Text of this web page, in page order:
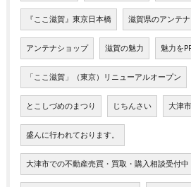
『ここ滋賀』東京日本橋 滋賀県のアンテ
アンテナショップ 滋賀の魅力 魅力を
「ここ滋賀」（東京）リニューアルオープン
とこしづめのまつり じちんさい 大津
盛んに行われております。
大津市での不動産売買・買取・購入相談受付中